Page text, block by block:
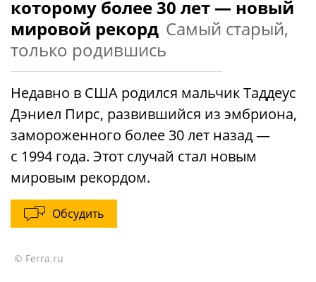
которому более 30 лет — новый
мировой рекорд Самый старый,
только родившись
Недавно в США родился мальчик Таддеус
Дэниел Пирс, развившийся из эмбриона,
замороженного более 30 лет назад —
с 1994 года. Этот случай стал новым
мировым рекордом.
Обсудить
© Ferra.ru